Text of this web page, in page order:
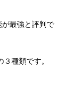
最強と評判で
種類です。